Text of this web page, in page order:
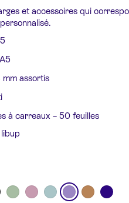
et accessoires qui
mm assortis
à carreaux – 50 feuilles